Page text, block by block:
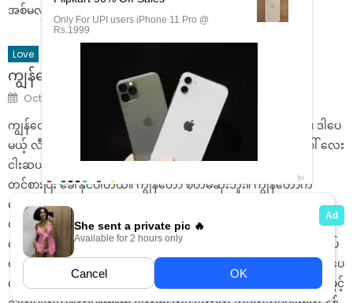
အစ်မလှမေက စက်ချုပ်တယ်။ ကျနော်တို့က […]
Love
ကျွန်တော့်နာမည် ငပဲ
Posted
on
October 20, 2024 Author
admin
ကျွန်တော့် နာမည်က… ငပဲ။ လိင်တန်ဆာ ဆိုရင်လည်း မမှားဘူးပေါ့။ ဒါပေ
မယ့် လီးလို့လည်း ခေါ်ကြပြန်တယ်။ နောက်ထပ်လည်း အခေါ်အဝေါ် လေး
ငါးဆယ်မက ရှိပါသေးတယ်။ ခင်ဗျားတို့ ကြိုက်သလို လွတ်လပ်စွာ
တင်စားပြီး ခေါ်နိုင်ပါတယ်။ ကျွန်တော် စိတ်မဆိုးဘူး။ ကျွန်တော်က
တော်တော် စရိုက်ကျတဲ့ကောင်ဗျ။ နည်းနည်းလည်း ကြွစောင်းစောင်းနိုင်
တယ်။ ဒါမို့ ငပဲဆိုတဲ့ နာမည်နဲ့ အလိုက်ဖက်ဆုံးလို့ ထင်တာပဲ။ ကျွန်တော့်
ဘော့စ်ရဲ့နာမည်က မောင်ဟိတ် ။ သူက နုဆိုတဲ့ ကောင်မလေးနဲ့ လက်ထပ်
ထားတယ်။ ကျွန်တော့်ကို ဘဝတစ်လျှောက်လုံး အကြိမ်ကြိမ် ရိုက်နှက်ခဲ့ပေ
မယ့် ဘော့စ်နဲ့ ကျွန်တော် လက်တွဲမဖြုတ်ခဲ့ပါဘူး။ ဘော့စ်ကို ကျွန်တော် ခွင့်